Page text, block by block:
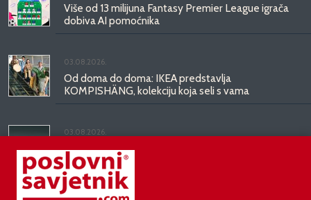
Više od 13 milijuna Fantasy Premier League igrača
dobiva AI pomoćnika
03.08.2026.
Od doma do doma: IKEA predstavlja
KOMPISHÄNG, kolekciju koja seli s vama
03.08.2026.
Kineski BYD predstavio luksuznu limuzinu veću od
Mercedesove S-klase, obećava domet do 1.000
kilometara